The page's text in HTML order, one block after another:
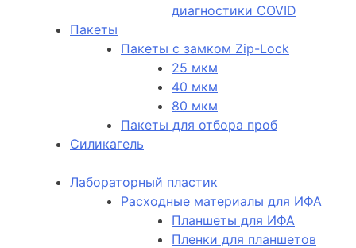
диагностики COVID
Пакеты
Пакеты с замком Zip-Lock
25 мкм
40 мкм
80 мкм
Пакеты для отбора проб
Силикагель
Лабораторный пластик
Расходные материалы для ИФА
Планшеты для ИФА
Пленки для планшетов